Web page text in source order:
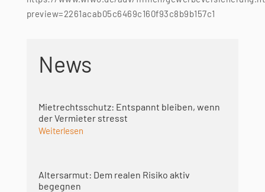
preview=2261acab05c6469c160f93c8b9b157c1
News
Mietrechtsschutz: Entspannt bleiben, wenn
der Vermieter stresst
Weiterlesen
Altersarmut: Dem realen Risiko aktiv
begegnen